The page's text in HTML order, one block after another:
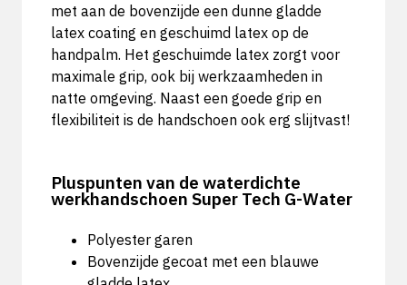
met aan de bovenzijde een dunne gladde
latex coating en geschuimd latex op de
handpalm. Het geschuimde latex zorgt voor
maximale grip, ook bij werkzaamheden in
natte omgeving. Naast een goede grip en
flexibiliteit is de handschoen ook erg slijtvast!
Pluspunten van de waterdichte
werkhandschoen Super Tech G-Water
Polyester garen
Bovenzijde gecoat met een blauwe